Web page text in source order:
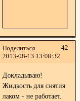
Поделиться
42
2013-08-13 13:08:32
Докладываю!
Жидкость для снятия
лаком - не работает.